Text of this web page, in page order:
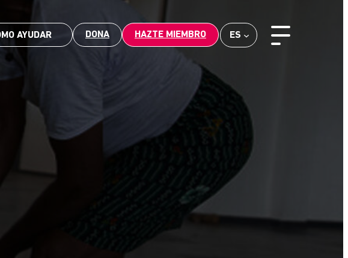
AYUDAR DONA HAZTE MIEMBRO ES